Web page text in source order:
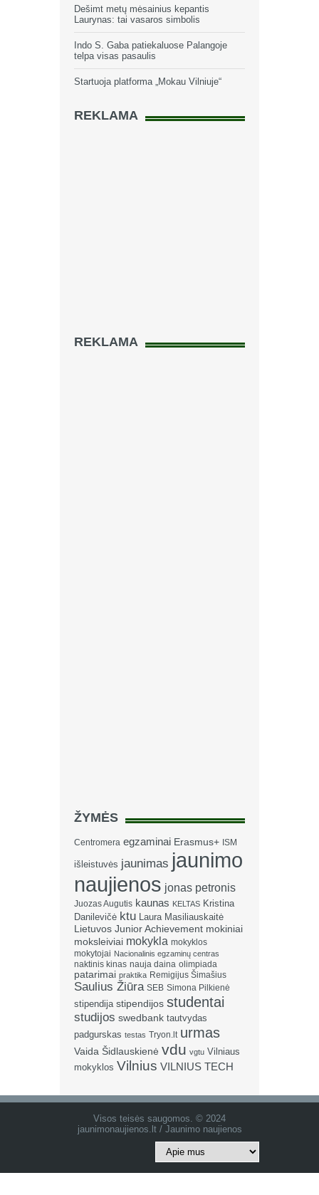
Dešimt metų mėsainius kepantis
Laurynas: tai vasaros simbolis
Indo S. Gaba patiekaluose Palangoje
telpa visas pasaulis
Startuoja platforma „Mokau Vilniuje“
REKLAMA
REKLAMA
ŽYMĖS
Centromera egzaminai Erasmus+ ISM
išleistuvės jaunimas jaunimo
naujienos jonas petronis
Juozas Augutis kaunas KELTAS Kristina
Danilevičė ktu Laura Masiliauskaitė
Lietuvos Junior Achievement mokiniai
moksleiviai mokykla mokyklos
mokytojai Nacionalinis egzaminų centras
naktinis kinas nauja daina olimpiada
patarimai praktika Remigijus Šimašius
Saulius Žiūra SEB Simona Pilkienė
stipendija stipendijos studentai
studijos swedbank tautvydas
padgurskas testas Tryon.lt urmas
Vaida Šidlauskienė vdu vgtu Vilniaus
mokyklos Vilnius VILNIUS TECH
Visos teisės saugomos. © 2024
jaunimonaujienos.lt / Jaunimo naujienos